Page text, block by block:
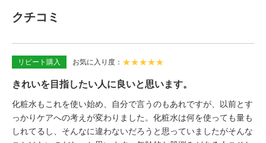
クチコミ
リピート購入 お気に入り度 ★★★★★
きれいを目指したい人に良いと思います。
化粧水もこれを使い始め、自分で言うのもあれですが、以前とす
っかりケアへの考えが変わりました。化粧水は何を使っても量も
しれてるし、そんなに違わないだろうと思っていましたがそんな